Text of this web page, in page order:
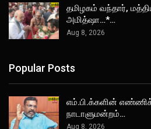
தமிழகம் வந்தார்,
அமித்ஷா…*…
Aug 8, 2026
Popular Posts
எம்.பி.க்களின்
நாடாளுமன்றம்…
Aug 8, 2026